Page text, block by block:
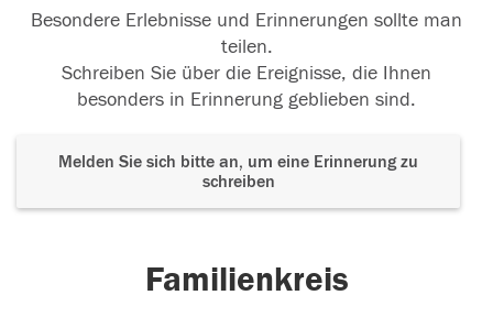
Besondere Erlebnisse und Erinnerungen sollte man
teilen.
Schreiben Sie über die Ereignisse, die Ihnen
besonders in Erinnerung geblieben sind.
Melden Sie sich bitte an, um eine Erinnerung zu
schreiben
Familienkreis